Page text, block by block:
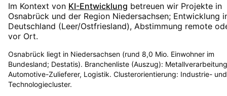
Im Kontext von KI-Entwicklung betreuen wir Projekte in
Osnabrück und der Region Niedersachsen; Entwicklung
Deutschland (Leer/Ostfriesland), Abstimmung remote
vor Ort.
Osnabrück liegt in Niedersachsen (rund 8,0 Mio. Einwohner im
Bundesland; Destatis). Branchenliste (Auszug):
Automotive-Zulieferer, Logistik. Clusterorientierung: Industrie- und
Technologiecluster.